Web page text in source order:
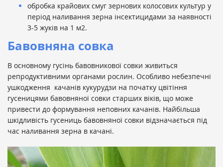
обробка крайових смуг зернових колосових культур у
період наливання зерна інсектицидами за наявності
3-5 жуків на 1 м2.
Бавовняна совка
В основному гусінь бавовникової совки живиться
репродуктивними органами рослин. Особливо небезпечні
ушкодження качанів кукурудзи на початку цвітіння
гусеницями бавовняної совки старших віків, що може
привести до формування неповних качанів. Найбільша
шкідливість гусениць бавовняної совки відзначається під
час наливання зерна в качані.